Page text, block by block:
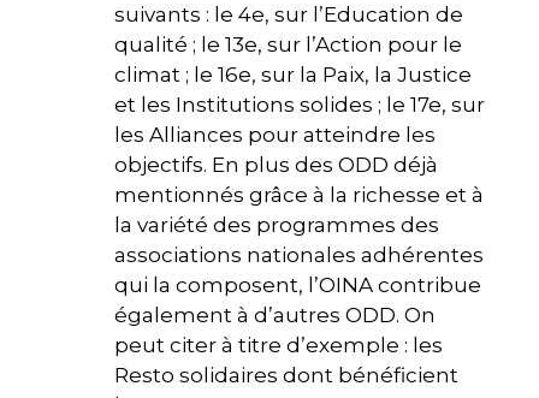
suivants : le 4e, sur l’Education de
qualité ; le 13e, sur l’Action pour le
climat ; le 16e, sur la Paix, la Justice
et les Institutions solides ; le 17e, sur
les Alliances pour atteindre les
objectifs. En plus des ODD déjà
mentionnés grâce à la richesse et à
la variété des programmes des
associations nationales adhérentes
qui la composent, l’OINA contribue
également à d’autres ODD. On
peut citer à titre d’exemple : les
Resto solidaires dont bénéficient